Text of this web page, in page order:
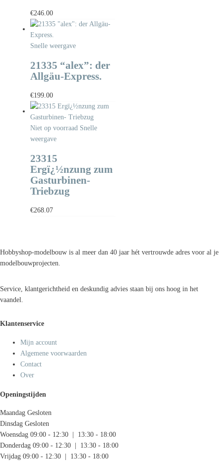
€246.00
Snelle weergave
21335 “alex”: der
Allgäu-Express.
€199.00
Niet op voorraad Snelle
weergave
23315
Ergï¿½nzung zum
Gasturbinen-
Triebzug
€268.07
Hobbyshop-modelbouw is al meer dan 40 jaar hét vertrouwde adres voor al je
modelbouwprojecten.
Service, klantgerichtheid en deskundig advies staan bij ons hoog in het
vaandel.
Klantenservice
Mijn account
Algemene voorwaarden
Contact
Over
Openingstijden
Maandag Gesloten
Dinsdag Gesloten
Woensdag 09:00 - 12:30 | 13:30 - 18:00
Donderdag 09:00 - 12:30 | 13:30 - 18:00
Vrijdag 09:00 - 12:30 | 13:30 - 18:00